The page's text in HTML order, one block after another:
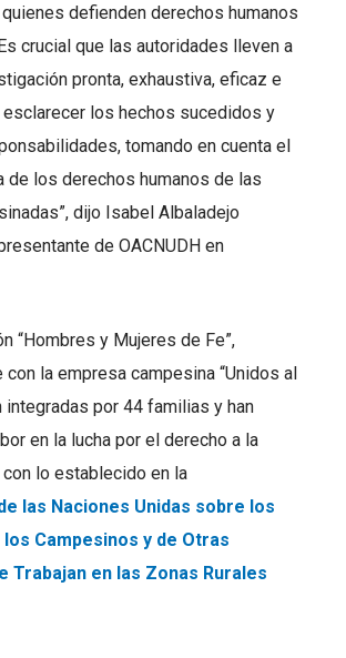
defienden derechos humanos
crucial que las autoridades lleven a
pronta, exhaustiva, eficaz e
esclarecer los hechos sucedidos y
tomando en cuenta el
de los derechos humanos de las
dijo Isabel Albaladejo
de OACNUDH en
“Hombres y Mujeres de Fe”,
con la empresa campesina “Unidos al
integradas por 44 familias y han
en la lucha por el derecho a la
con lo establecido en la
las Naciones Unidas sobre los
Campesinos y de Otras
Trabajan en las Zonas Rurales